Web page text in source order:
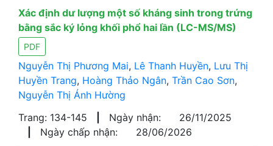
Xác định dư lượng một số kháng sinh trong trứng
bằng sắc ký lỏng khối phổ hai lần (LC-MS/MS)
PDF
Nguyễn Thị Phương Mai, Lê Thanh Huyền, Lưu Thị
Huyền Trang, Hoàng Thảo Ngân, Trần Cao Sơn,
Nguyễn Thị Ánh Hường
Trang: 134-145
Ngày nhận:
26/11/2025
Ngày chấp nhận: 28/06/2026